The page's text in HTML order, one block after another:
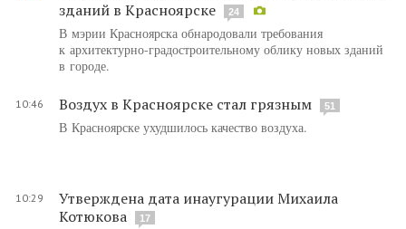
зданий в Красноярске
24
В мэрии Красноярска обнародовали требования
к архитектурно-градостроительному облику новых зданий
в городе.
10:46 Воздух в Красноярске стал грязным 51
В Красноярске ухудшилось качество воздуха.
10:29
Утверждена дата инаугурации Михаила
Котюкова
17